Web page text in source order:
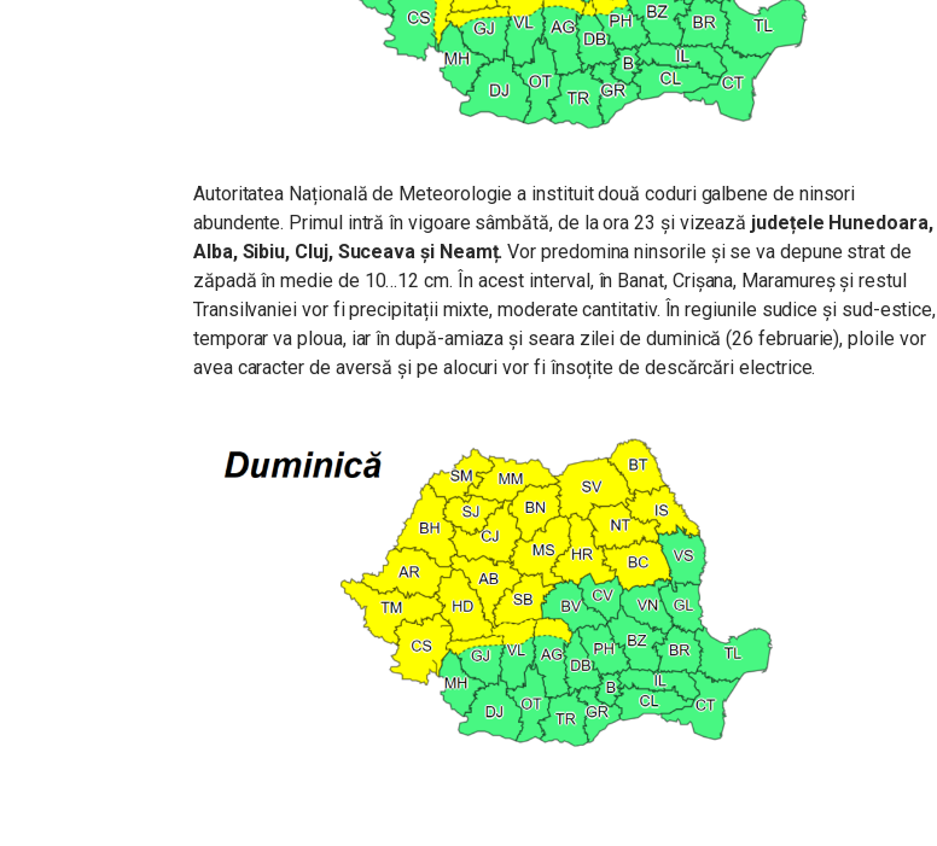
Autoritatea Națională de Meteorologie a instituit două coduri galbene de ninsori
abundente. Primul intră în vigoare sâmbătă, de la ora 23 și vizează județele Hunedoara,
Alba, Sibiu, Cluj, Suceava și Neamț.Vor predomina ninsorile și se va depune strat de
zăpadă în medie de 10…12 cm. În acest interval, în Banat, Crișana, Maramureș și restul
Transilvaniei vor fi precipitații mixte, moderate cantitativ. În regiunile sudice și sud-estice,
temporar va ploua, iar în după-amiaza și seara zilei de duminică (26 februarie), ploile vor
avea caracter de aversă și pe alocuri vor fi însoțite de descărcări electrice.